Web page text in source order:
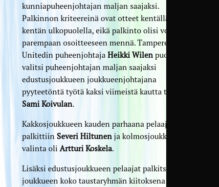
kunniapuheenjohtajan maljan saajaksi.
Palkinnon kriteereinä ovat otteet kentällä ja
kentän ulkopuolella, eikä palkinto olisi voinut
parempaan osoitteeseen mennä. Tampere
Unitedin puheenjohtaja Heikki Wilen puolestaan
valitsi puheenjohtajan maljan saajaksi
edustusjoukkueen joukkueenjohtajana
pyyteetöntä työtä kaksi viimeistä kautta tehneen
Sami Koivulan.
Kakkosjoukkueen kauden parhaana pelaajana
palkittiin Severi Hiltunen ja kolmosjoukkueesta
valinta oli Artturi Koskela.
Lisäksi edustusjoukkueen pelaajat palkitsivat
joukkueen koko taustaryhmän kiitoksena